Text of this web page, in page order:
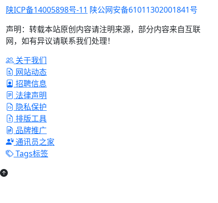
陕ICP备14005898号-11 陕公网安备61011302001841号
声明：转载本站原创内容请注明来源，部分内容来自互联
网，如有异议请联系我们处理！
关于我们
网站动态
招聘信息
法律声明
隐私保护
排版工具
品牌推广
通讯员之家
Tags标签